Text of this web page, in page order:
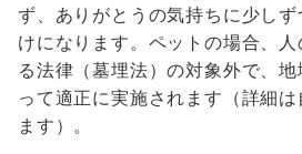
ず、ありがとうの気持ちに少し
けになります。ペットの場合、
る法律（墓埋法）の対象外で、
って適正に実施されます（詳細
ます）。